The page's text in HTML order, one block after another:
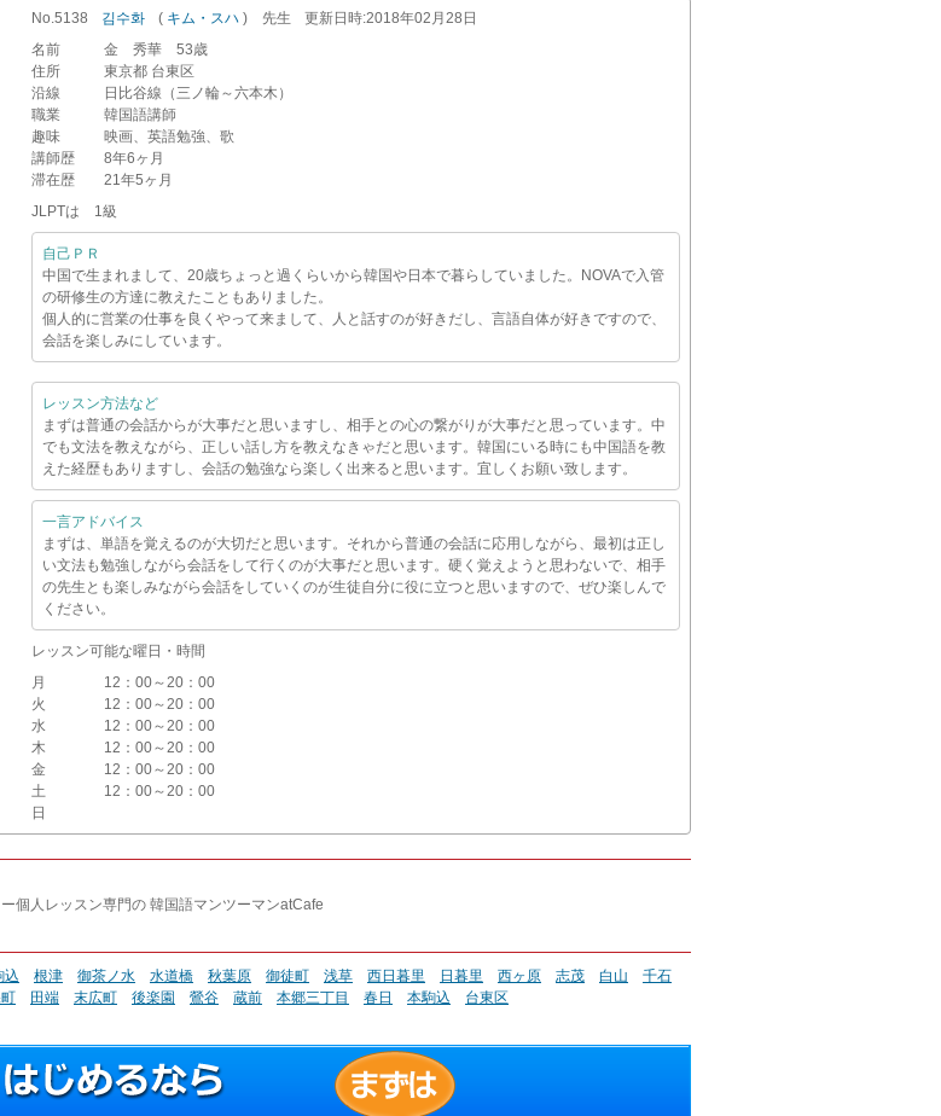
No.5138 김수화 ( キム・スハ ) 先生 更新日時:2018年02月28日
名前
金 秀華 53歳
住所
東京都 台東区
沿線
日比谷線（三ノ輪～六本木）
職業
韓国語講師
趣味
映画、英語勉強、歌
講師歴
8年6ヶ月
滞在歴
21年5ヶ月
JLPTは 1級
自己ＰＲ
中国で生まれまして、20歳ちょっと過くらいから韓国や日本で暮らしていました。NOVAで入管
の研修生の方達に教えたこともありました。
個人的に営業の仕事を良くやって来まして、人と話すのが好きだし、言語自体が好きですので、
会話を楽しみにしています。
レッスン方法など
まずは普通の会話からが大事だと思いますし、相手との心の繋がりが大事だと思っています。中
でも文法を教えながら、正しい話し方を教えなきゃだと思います。韓国にいる時にも中国語を教
えた経歴もありますし、会話の勉強なら楽しく出来ると思います。宜しくお願い致します。
一言アドバイス
まずは、単語を覚えるのが大切だと思います。それから普通の会話に応用しながら、最初は正し
い文法も勉強しながら会話をして行くのが大事だと思います。硬く覚えようと思わないで、相手
の先生とも楽しみながら会話をしていくのが生徒自分に役に立つと思いますので、ぜひ楽しんで
ください。
レッスン可能な曜日・時間
月
12：00～20：00
火
12：00～20：00
水
12：00～20：00
木
12：00～20：00
金
12：00～20：00
土
12：00～20：00
日
個人レッスン専門の 韓国語マンツーマンatCafe
込 根津 御茶ノ水 水道橋 秋葉原 御徒町 浅草 西日暮里 日暮里 西ヶ原 志茂 白山
千石
田端 末広町 後楽園 鶯谷 蔵前 本郷三丁目 春日 本駒込 台東区